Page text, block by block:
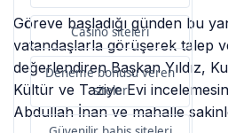
Casino siteleri
Deneme bonusu veren
siteler
Göreve başladığı günden bu
vatandaşlarla görüşerek talep
değerlendiren Başkan Yıldız,
Kültür ve Taziye Evi
Abdullah İnan ve mahalle